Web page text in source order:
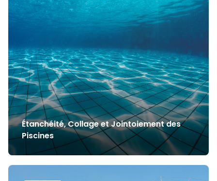
Étanchéité, Collage et Jointoiement des
Piscines